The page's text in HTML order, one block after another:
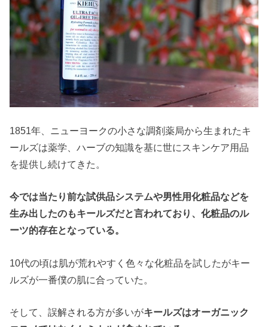
1851年、ニューヨークの小さな調剤薬局から生まれたキ
ールズは薬学、ハーブの知識を基に世にスキンケア用品
を提供し続けてきた。
今では当たり前な試供品システムや男性用化粧品などを
生み出したのもキールズだと言われており、化粧品のル
ーツ的存在となっている。
10代の頃は肌が荒れやすく色々な化粧品を試したがキー
ルズが一番僕の肌に合っていた。
そして、誤解される方が多いがキールズはオーガニック